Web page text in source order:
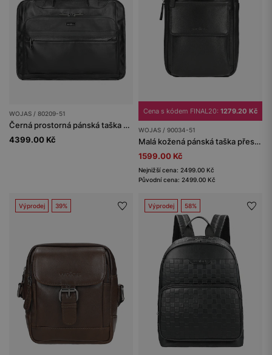
WOJAS / 80209-51
Černá prostorná pánská taška z hladké kůže
4399.00 Kč
Cena s kódem FINAL20: 1279.20 Kč
WOJAS / 90034-51
Malá kožená pánská taška přes rameno
1599.00 Kč
Nejnižší cena: 2499.00 Kč
Původní cena: 2499.00 Kč
Výprodej 39% Výprodej 58%